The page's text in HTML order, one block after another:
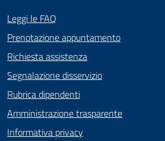
Leggi le FAQ
Prenotazione appuntamento
Richiesta assistenza
Segnalazione disservizio
Rubrica dipendenti
Amministrazione trasparente
Informativa privacy